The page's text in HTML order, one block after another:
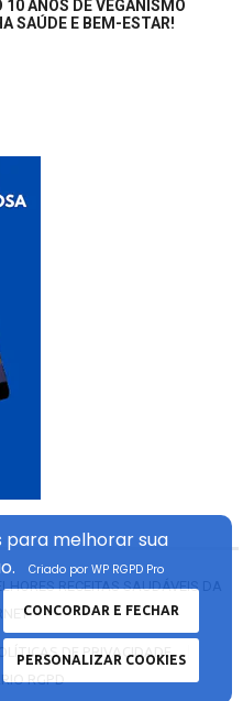
ANOS DE VEGANISMO
SAÚDE E BEM-ESTAR!
RECEITAS SAUDÁVEIS DA
RGPD
para melhorar sua
CONCORDAR E FECHAR
PERSONALIZAR COOKIES
Criado por WP RGPD Pro